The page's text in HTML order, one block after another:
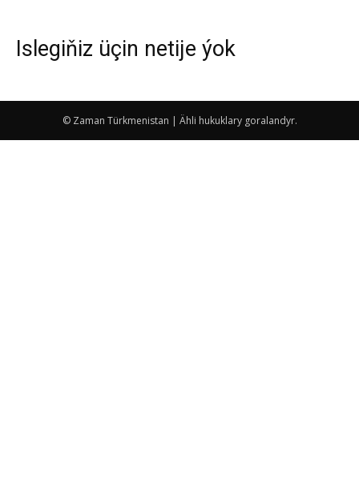
Islegiňiz üçin netije ýok
© Zaman Türkmenistan | Ähli hukuklary goralandyr.